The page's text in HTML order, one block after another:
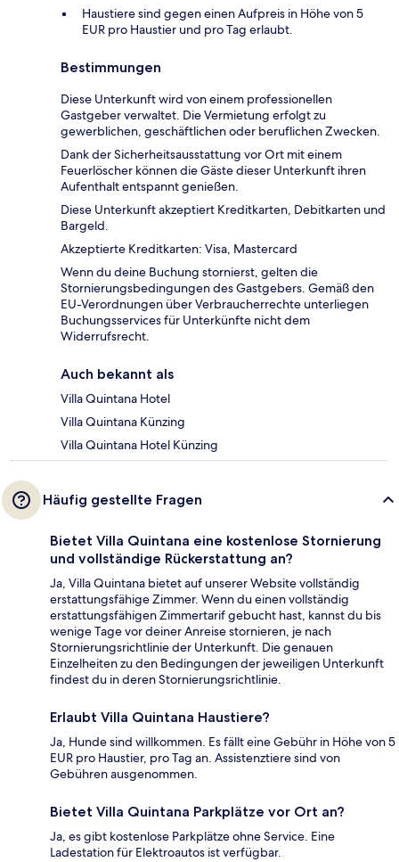
Haustiere sind gegen einen Aufpreis in Höhe von 5
EUR pro Haustier und pro Tag erlaubt.
Bestimmungen
Diese Unterkunft wird von einem professionellen
Gastgeber verwaltet. Die Vermietung erfolgt zu
gewerblichen, geschäftlichen oder beruflichen Zwecken.
Dank der Sicherheitsausstattung vor Ort mit einem
Feuerlöscher können die Gäste dieser Unterkunft ihren
Aufenthalt entspannt genießen.
Diese Unterkunft akzeptiert Kreditkarten, Debitkarten und
Bargeld.
Akzeptierte Kreditkarten: Visa, Mastercard
Wenn du deine Buchung stornierst, gelten die
Stornierungsbedingungen des Gastgebers. Gemäß den
EU-Verordnungen über Verbraucherrechte unterliegen
Buchungsservices für Unterkünfte nicht dem
Widerrufsrecht.
Auch bekannt als
Villa Quintana Hotel
Villa Quintana Künzing
Villa Quintana Hotel Künzing
Häufig gestellte Fragen
Bietet Villa Quintana eine kostenlose Stornierung
und vollständige Rückerstattung an?
Ja, Villa Quintana bietet auf unserer Website vollständig
erstattungsfähige Zimmer. Wenn du einen vollständig
erstattungsfähigen Zimmertarif gebucht hast, kannst du bis
wenige Tage vor deiner Anreise stornieren, je nach
Stornierungsrichtlinie der Unterkunft. Die genauen
Einzelheiten zu den Bedingungen der jeweiligen Unterkunft
findest du in deren Stornierungsrichtlinie.
Erlaubt Villa Quintana Haustiere?
Ja, Hunde sind willkommen. Es fällt eine Gebühr in Höhe von 5
EUR pro Haustier, pro Tag an. Assistenztiere sind von
Gebühren ausgenommen.
Bietet Villa Quintana Parkplätze vor Ort an?
Ja, es gibt kostenlose Parkplätze ohne Service. Eine
Ladestation für Elektroautos ist verfügbar.